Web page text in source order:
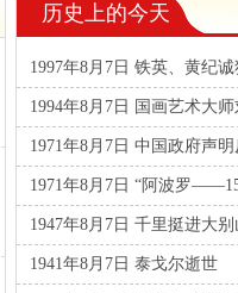
历史上的今天
1997年8月7日 铁英、黄纪
1994年8月7日 国画艺术大
1971年8月7日 中国政府声
1971年8月7日 “阿波罗
1947年8月7日 千里挺进大别
1941年8月7日 泰戈尔逝世